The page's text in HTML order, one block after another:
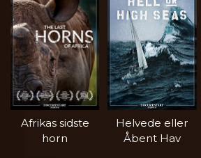
Afrikas sidste
horn
Helvede eller
Åbent Hav